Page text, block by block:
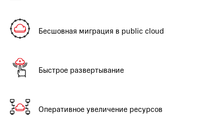
Бесшовная миграция в public cloud
Быстрое развертывание
Оперативное увеличение ресурсов